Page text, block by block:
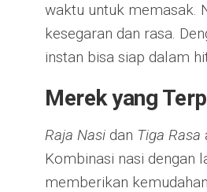
waktu untuk memasak.
kesegaran dan rasa.
instan bisa siap dalam
Merek yang
Raja Nasi dan Tiga Rasa
Kombinasi nasi dengan
memberikan